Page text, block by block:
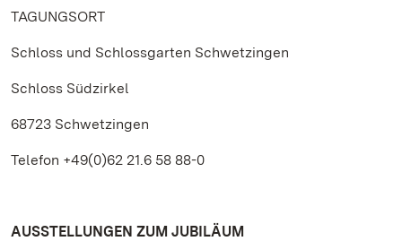
TAGUNGSORT
Schloss und Schlossgarten Schwetzingen
Schloss Südzirkel
68723 Schwetzingen
Telefon +49(0)62 21.6 58 88-0
AUSSTELLUNGEN ZUM JUBILÄUM